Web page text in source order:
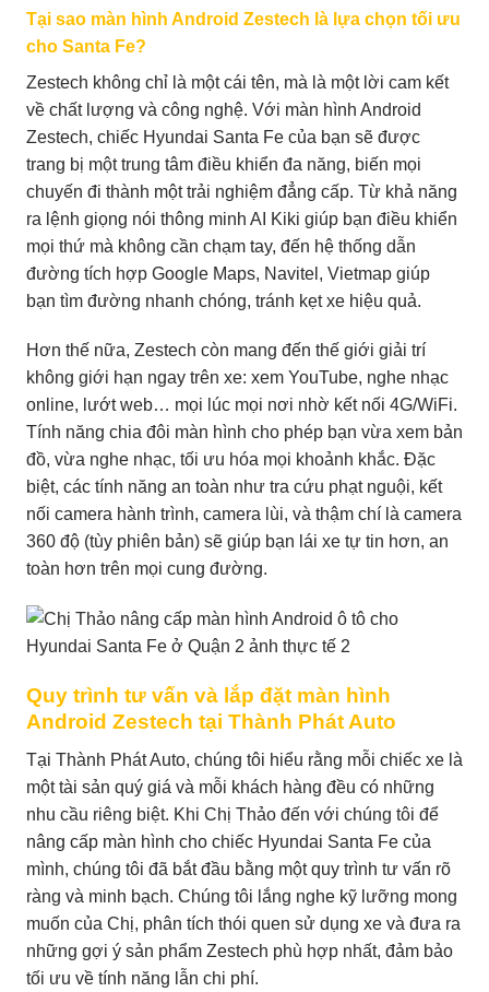
Tại sao màn hình Android Zestech là lựa chọn tối ưu
cho Santa Fe?
Zestech không chỉ là một cái tên, mà là một lời cam kết
về chất lượng và công nghệ. Với màn hình Android
Zestech, chiếc Hyundai Santa Fe của bạn sẽ được
trang bị một trung tâm điều khiển đa năng, biến mọi
chuyến đi thành một trải nghiệm đẳng cấp. Từ khả năng
ra lệnh giọng nói thông minh AI Kiki giúp bạn điều khiển
mọi thứ mà không cần chạm tay, đến hệ thống dẫn
đường tích hợp Google Maps, Navitel, Vietmap giúp
bạn tìm đường nhanh chóng, tránh kẹt xe hiệu quả.
Hơn thế nữa, Zestech còn mang đến thế giới giải trí
không giới hạn ngay trên xe: xem YouTube, nghe nhạc
online, lướt web… mọi lúc mọi nơi nhờ kết nối 4G/WiFi.
Tính năng chia đôi màn hình cho phép bạn vừa xem bản
đồ, vừa nghe nhạc, tối ưu hóa mọi khoảnh khắc. Đặc
biệt, các tính năng an toàn như tra cứu phạt nguội, kết
nối camera hành trình, camera lùi, và thậm chí là camera
360 độ (tùy phiên bản) sẽ giúp bạn lái xe tự tin hơn, an
toàn hơn trên mọi cung đường.
Quy trình tư vấn và lắp đặt màn hình
Android Zestech tại Thành Phát Auto
Tại Thành Phát Auto, chúng tôi hiểu rằng mỗi chiếc xe là
một tài sản quý giá và mỗi khách hàng đều có những
nhu cầu riêng biệt. Khi Chị Thảo đến với chúng tôi để
nâng cấp màn hình cho chiếc Hyundai Santa Fe của
mình, chúng tôi đã bắt đầu bằng một quy trình tư vấn rõ
ràng và minh bạch. Chúng tôi lắng nghe kỹ lưỡng mong
muốn của Chị, phân tích thói quen sử dụng xe và đưa ra
những gợi ý sản phẩm Zestech phù hợp nhất, đảm bảo
tối ưu về tính năng lẫn chi phí.